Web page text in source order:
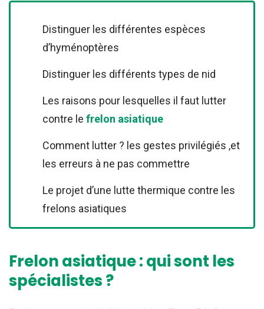
Distinguer les différentes espèces
d’hyménoptères
Distinguer les différents types de nid
Les raisons pour lesquelles il faut lutter
contre lefrelon asiatique
Comment lutter ? les gestes privilégiés ,et
les erreurs à ne pas commettre
Le projet d’une lutte thermique contre les
frelons asiatiques
Frelon asiatique : qui sont les
spécialistes ?